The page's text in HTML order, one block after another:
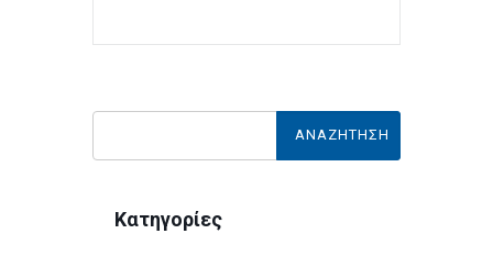
Κατηγορίες